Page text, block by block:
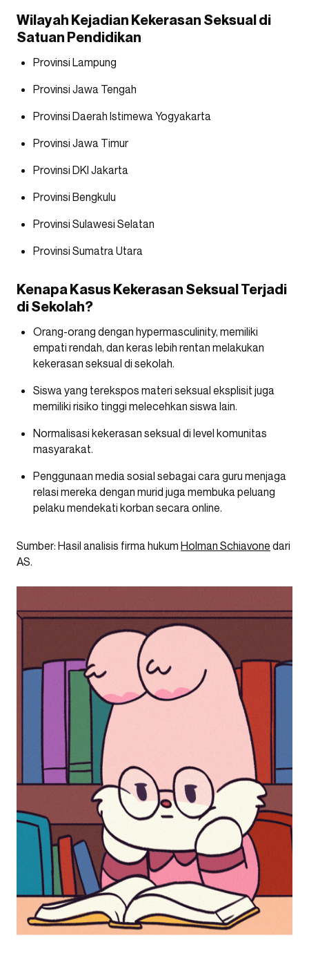
Wilayah Kejadian Kekerasan Seksual di
Satuan Pendidikan
Provinsi Lampung
Provinsi Jawa Tengah
Provinsi Daerah Istimewa Yogyakarta
Provinsi Jawa Timur
Provinsi DKI Jakarta
Provinsi Bengkulu
Provinsi Sulawesi Selatan
Provinsi Sumatra Utara
Kenapa Kasus Kekerasan Seksual Terjadi
di Sekolah?
Orang-orang dengan hypermasculinity, memiliki
empati rendah, dan keras lebih rentan melakukan
kekerasan seksual di sekolah.
Siswa yang terekspos materi seksual eksplisit juga
memiliki risiko tinggi melecehkan siswa lain.
Normalisasi kekerasan seksual di level komunitas
masyarakat.
Penggunaan media sosial sebagai cara guru menjaga
relasi mereka dengan murid juga membuka peluang
pelaku mendekati korban secara online.
Sumber: Hasil analisis firma hukum Holman Schiavone dari
AS.